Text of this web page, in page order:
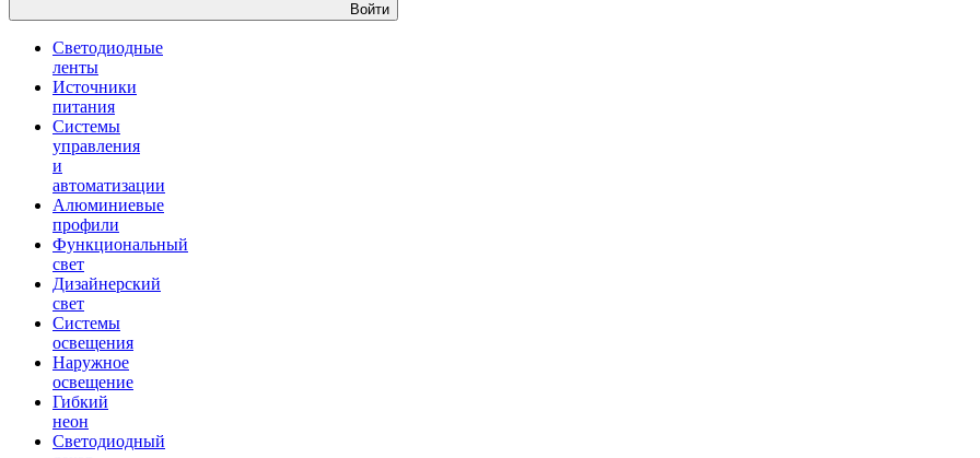
Войти
Светодиодные
ленты
Источники
питания
Системы
управления
и
автоматизации
Алюминиевые
профили
Функциональный
свет
Дизайнерский
свет
Системы
освещения
Наружное
освещение
Гибкий
неон
Светодиодный